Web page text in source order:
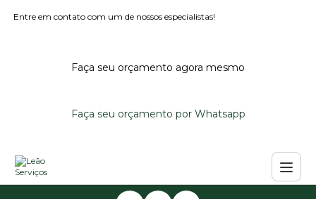
Entre em contato com um de nossos especialistas!
Faça seu orçamento agora mesmo
Faça seu orçamento por Whatsapp